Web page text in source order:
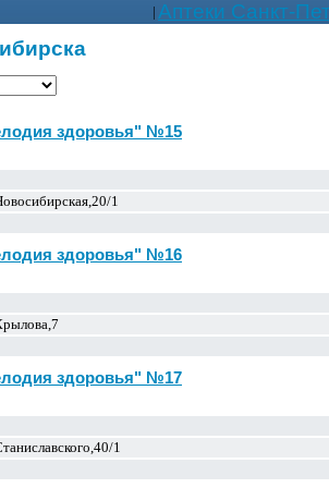
| Аптеки Санкт-
здоровья" №15
1
здоровья" №16
здоровья" №17
1